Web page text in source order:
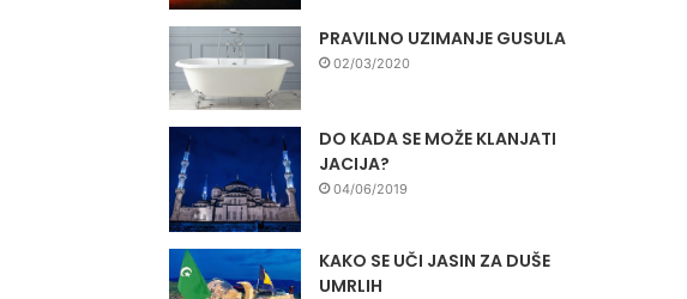
PRAVILNO UZIMANJE GUSULA
02/03/2020
DO KADA SE MOŽE KLANJATI
JACIJA?
04/06/2019
KAKO SE UČI JASIN ZA DUŠE
UMRLIH